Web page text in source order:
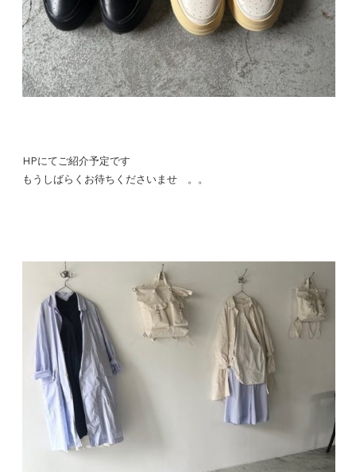
HPにてご紹介予定です
もうしばらくお待ちくださいませ 。。